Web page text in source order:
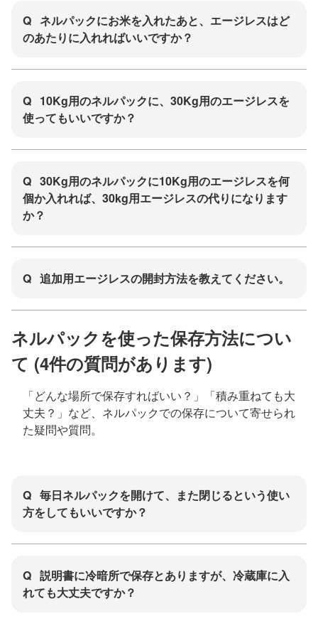
Q ネルパックにお米を入れたあと、エージレスはど
のあたりに入れればいいですか？
Q 10Kg用のネルパックに、30Kg用のエージレスを
使ってもいいですか？
Q 30Kg用のネルパックに10Kg用のエージレスを何
個か入れれば、30kg用エージレスの代りになります
か？
Q 追加用エージレスの開封方法を教えてください。
ネルパックを使った保存方法につい
て (4件の質問があります)
「どんな場所で保存すればいい？」「積み重ねても大
丈夫？」など、ネルパックでの保存について寄せられ
た疑問や質問。
Q 毎日ネルパックを開けて、また閉じるという使い
方をしてもいいですか？
Q 説明書に冷暗所で保存とありますが、冷蔵庫に入
れても大丈夫ですか？